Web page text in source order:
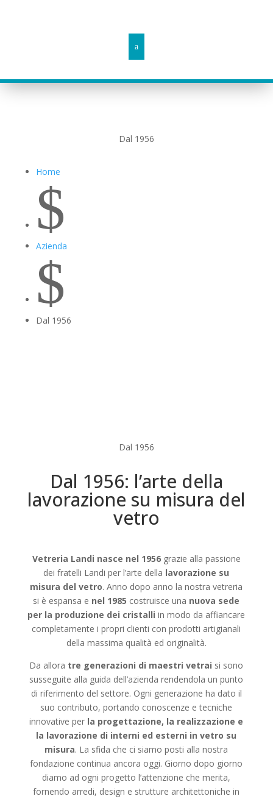
Dal 1956
Home
$
Azienda
$
Dal 1956
Dal 1956
Dal 1956: l’arte della
lavorazione su misura del
vetro
Vetreria Landi nasce nel 1956grazie alla passione
dei fratelli Landi per l’arte della lavorazione su
misura del vetro. Anno dopo anno la nostra vetreria
si è espansa e nel 1985 costruisce una nuova sede
per la produzione dei cristalli in modo da affiancare
completamente i propri clienti con prodotti artigianali
della massima qualità ed originalità.
Da allora tre generazioni di maestri vetrai si sono
susseguite alla guida dell’azienda rendendola un punto
di riferimento del settore. Ogni generazione ha dato il
suo contributo, portando conoscenze e tecniche
innovative per la progettazione, la realizzazione e
la lavorazione di interni ed esterni in vetro su
misura. La sfida che ci siamo posti alla nostra
fondazione continua ancora oggi. Giorno dopo giorno
diamo ad ogni progetto l’attenzione che merita,
fornendo arredi, design e strutture architettoniche in